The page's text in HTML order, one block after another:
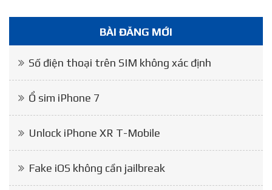
BÀI ĐĂNG MỚI
Số điện thoại trên SIM không xác định
Ổ sim iPhone 7
Unlock iPhone XR T-Mobile
Fake iOS không cần jailbreak